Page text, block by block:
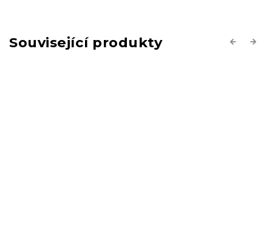
Související produkty Previous
Next